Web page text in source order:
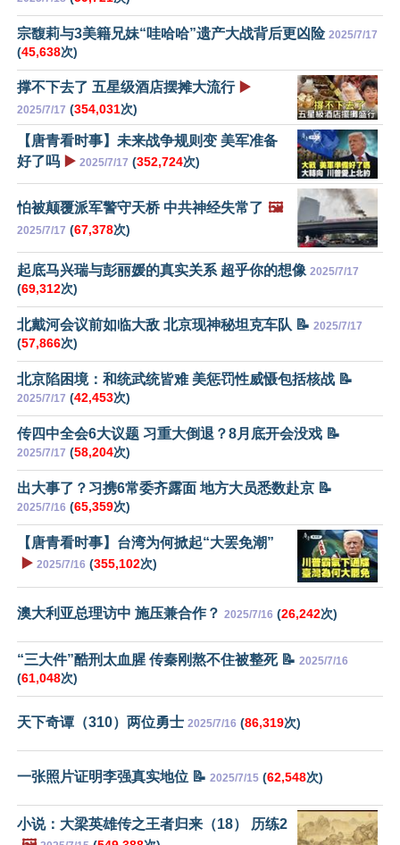
宗馥莉与3美籍兄妹“哇哈哈”遗产大战背后更凶险 2025/7/17
(45,638次)
撑不下去了 五星级酒店摆摊大流行 ▶️
2025/7/17 (354,031次)
【唐青看时事】未来战争规则变 美军准备
好了吗 ▶️ 2025/7/17 (352,724次)
怕被颠覆派军警守天桥 中共神经失常了 🖼️
2025/7/17 (67,378次)
起底马兴瑞与彭丽媛的真实关系 超乎你的想像 2025/7/17
(69,312次)
北戴河会议前如临大敌 北京现神秘坦克车队 📝 2025/7/17
(57,866次)
北京陷困境：和统武统皆难 美惩罚性威慑包括核战 📝
2025/7/17 (42,453次)
传四中全会6大议题 习重大倒退？8月底开会没戏 📝
2025/7/17 (58,204次)
出大事了？习携6常委齐露面 地方大员悉数赴京 📝
2025/7/16 (65,359次)
【唐青看时事】台湾为何掀起“大罢免潮”
▶️ 2025/7/16 (355,102次)
澳大利亚总理访中 施压兼合作？ 2025/7/16 (26,242次)
“三大件”酷刑太血腥 传秦刚熬不住被整死 📝 2025/7/16
(61,048次)
天下奇谭（310）两位勇士 2025/7/16 (86,319次)
一张照片证明李强真实地位 📝 2025/7/15 (62,548次)
小说：大梁英雄传之王者归来（18） 历练2